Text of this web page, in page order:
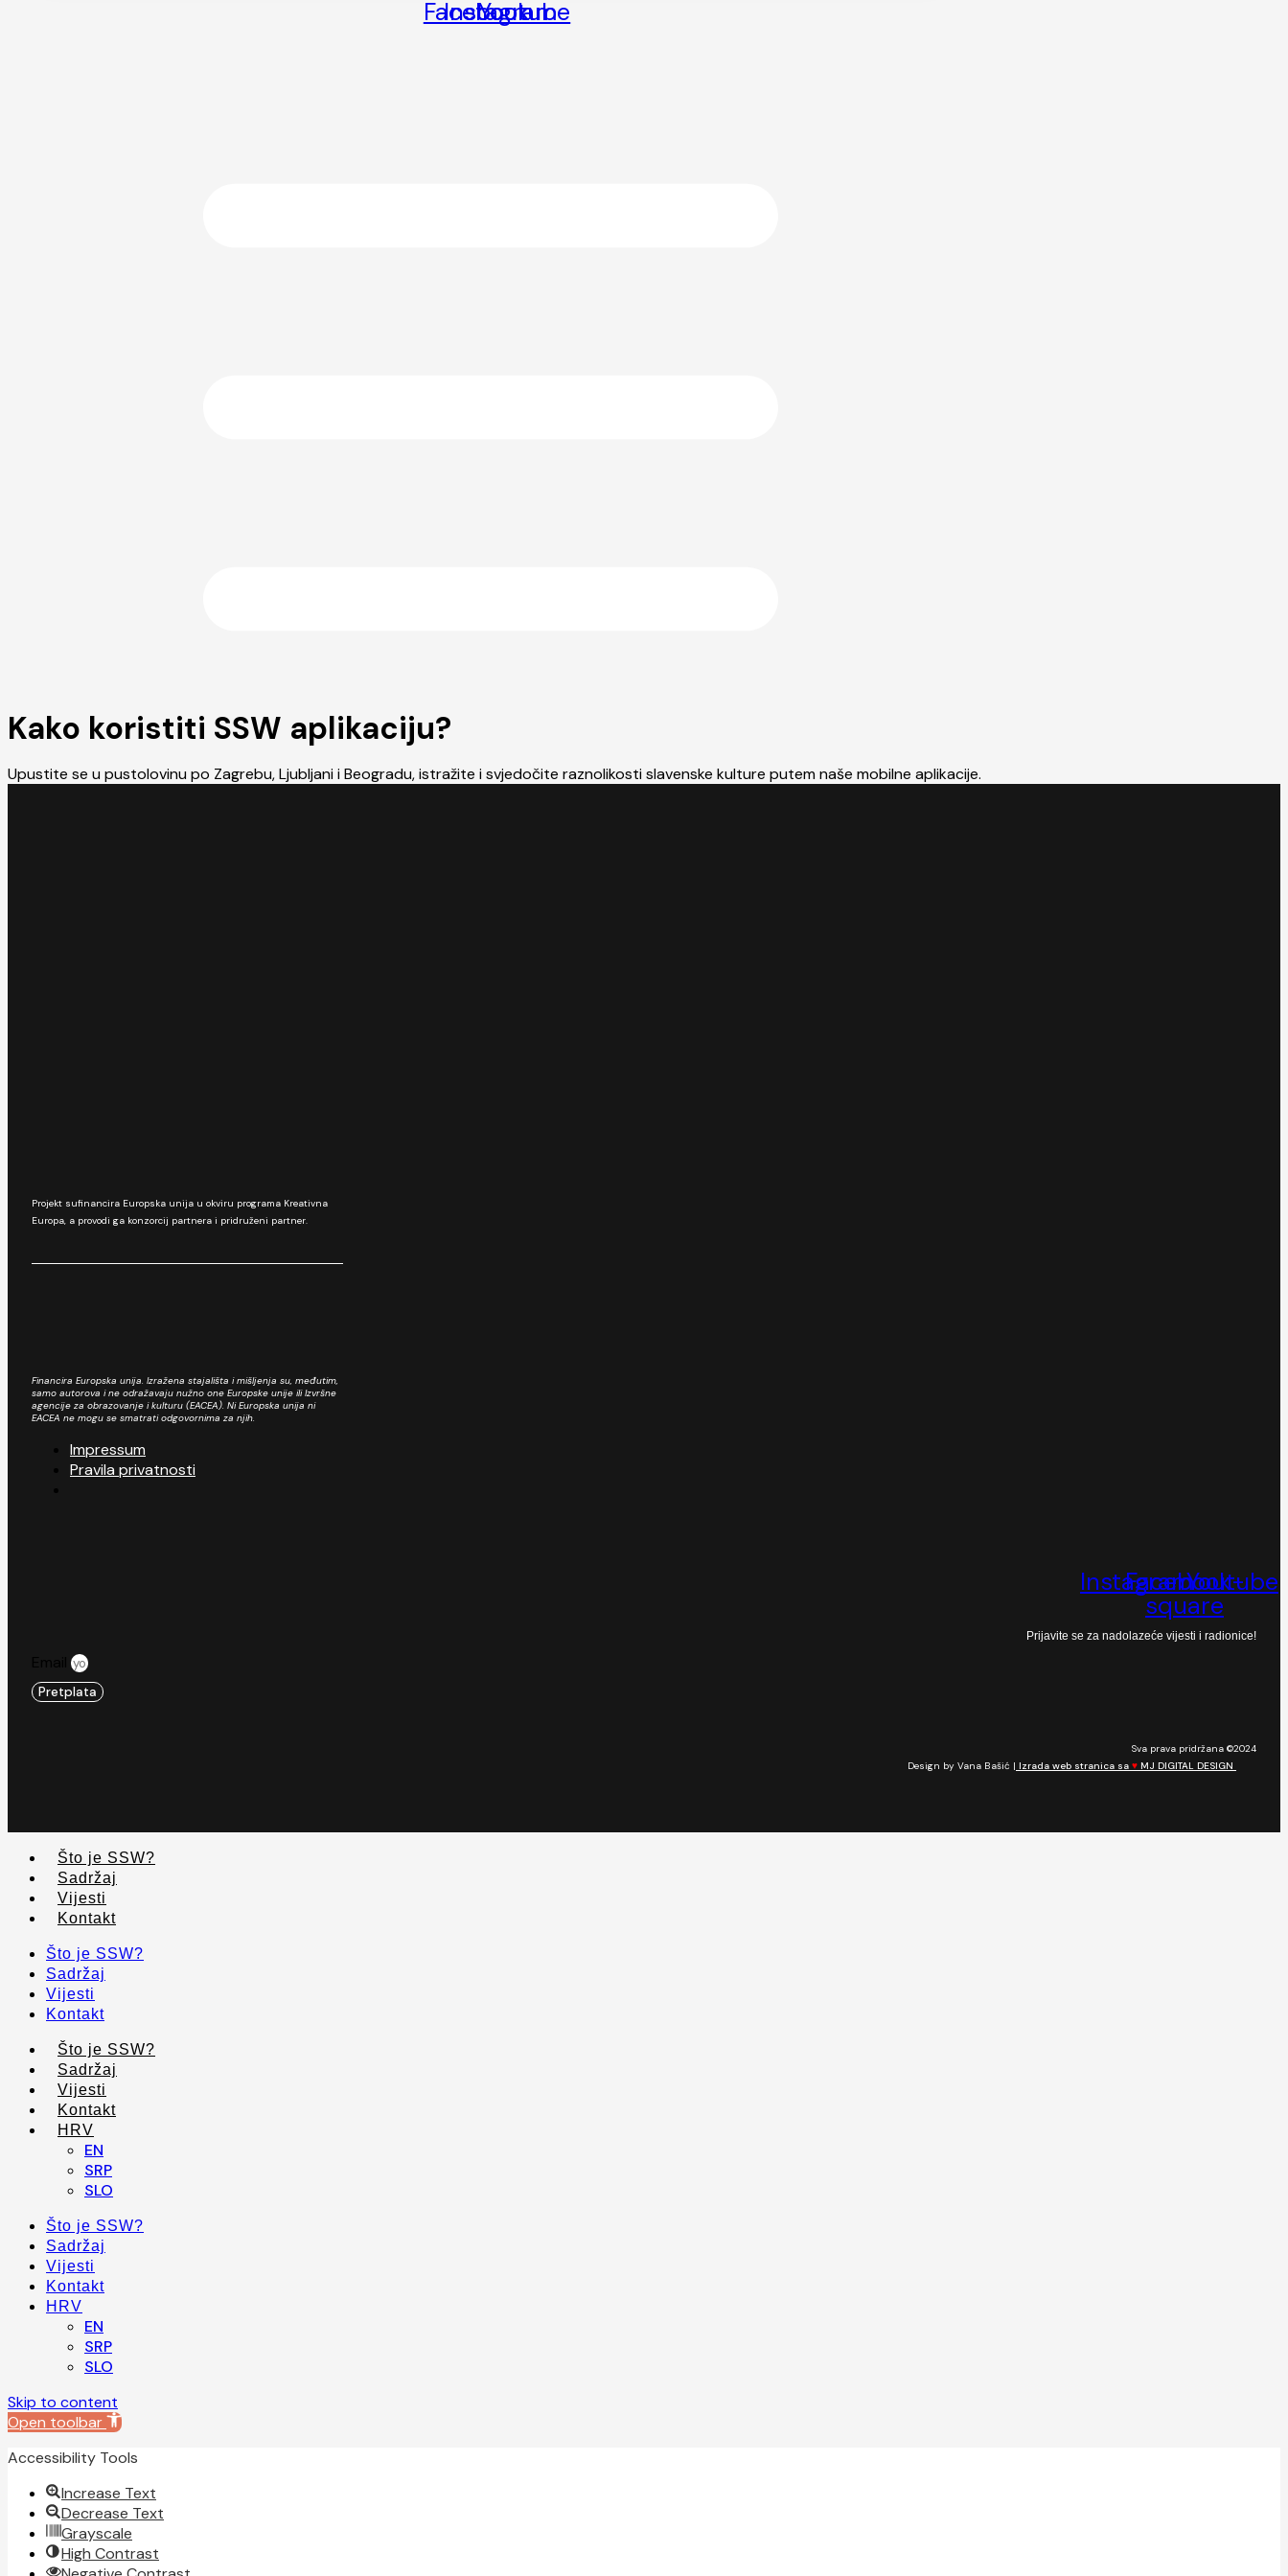
Facebook
Instagram
Youtube
Kako koristiti SSW aplikaciju?
Upustite se u pustolovinu po Zagrebu, Ljubljani i Beogradu, istražite i svjedočite raznolikosti slavenske kulture putem naše mobilne aplikacije.
Projekt sufinancira Europska unija u okviru programa Kreativna
Europa, a provodi ga konzorcij partnera i pridruženi partner.
Financira Europska unija. Izražena stajališta i mišljenja su, međutim,
samo autorova i ne odražavaju nužno one Europske unije ili Izvršne
agencije za obrazovanje i kulturu (EACEA). Ni Europska unija ni
EACEA ne mogu se smatrati odgovornima za njih.
Impressum
Pravila privatnosti
Instagram
Facebook-
square
Youtube
Prijavite se za nadolazeće vijesti i radionice!
Pretplata
Sva prava pridržana ©2024
Design by Vana Bašić | Izrada web stranica sa ♥ MJ DIGITAL DESIGN
Što je SSW?
Sadržaj
Vijesti
Kontakt
Što je SSW?
Sadržaj
Vijesti
Kontakt
Što je SSW?
Sadržaj
Vijesti
Kontakt
HRV
EN
SRP
SLO
Što je SSW?
Sadržaj
Vijesti
Kontakt
HRV
EN
SRP
SLO
Skip to content
Open toolbar
Accessibility Tools
Increase Text
Decrease Text
Grayscale
High Contrast